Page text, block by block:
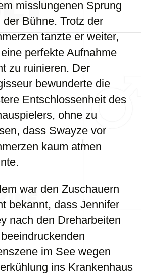
misslungenen Sprung
der Bühne. Trotz der
tanzte er weiter,
perfekte Aufnahme
zu ruinieren. Der
bewunderte die
Entschlossenheit des
ohne zu
dass Swayze vor
kaum atmen
war den Zuschauern
bekannt, dass Jennifer
nach den Dreharbeiten
im See wegen
ins Krankenhaus